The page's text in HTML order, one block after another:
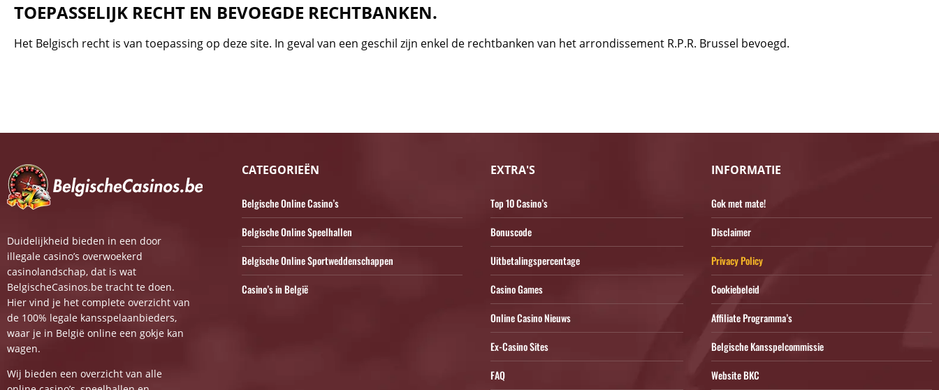
TOEPASSELIJK RECHT EN BEVOEGDE RECHTBANKEN.
Het Belgisch recht is van toepassing op deze site. In geval van een geschil zijn enkel de rechtbanken van het arrondissement R.P.R. Brussel bevoegd.
Duidelijkheid bieden in een door
illegale casino’s overwoekerd
casinolandschap, dat is wat
BelgischeCasinos.be tracht te doen.
Hier vind je het complete overzicht van
de 100% legale kansspelaanbieders,
waar je in België online een gokje kan
wagen.
Wij bieden een overzicht van alle
CATEGORIEËN
Belgische Online Casino’s
Belgische Online Speelhallen
Belgische Online Sportweddenschappen
Casino’s in België
EXTRA'S
Top 10 Casino’s
Bonuscode
Uitbetalingspercentage
Casino Games
Online Casino Nieuws
Ex-Casino Sites
FAQ
INFORMATIE
Gok met mate!
Disclaimer
Privacy Policy
Cookiebeleid
Affiliate Programma’s
Belgische Kansspelcommissie
Website BKC